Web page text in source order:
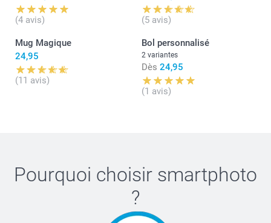
(4 avis) (5 avis)
Mug Magique
24,95
(11 avis)
Bol personnalisé
2 variantes
Dès 24,95
(1 avis)
Pourquoi choisir smartphoto
?